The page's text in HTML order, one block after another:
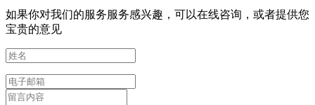
如果你对我们的服务服务感兴趣，可以在线咨询，或者提供您
宝贵的意见